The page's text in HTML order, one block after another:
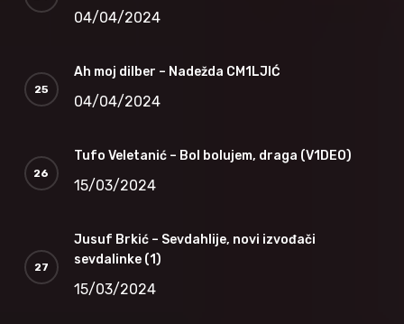
04/04/2024
Ah moj dilber – Nadežda CM1LJIĆ
04/04/2024
Tufo Veletanić – Bol bolujem, draga (V1DEO)
15/03/2024
Jusuf Brkić – Sevdahlije, novi izvođači
sevdalinke (1)
15/03/2024